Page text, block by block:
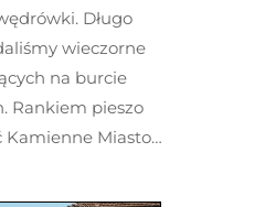
Długo
wieczorne
na burcie
Rankiem pieszo
Kamienne Miasto…